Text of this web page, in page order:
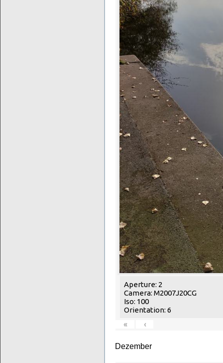
Aperture: 2
Camera: M2007J20CG
Iso: 100
Orientation: 6
«
‹
Dezember